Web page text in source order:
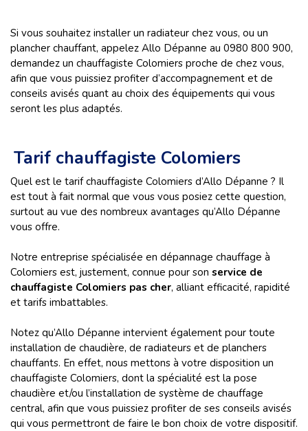
Si vous souhaitez installer un radiateur chez vous, ou un
plancher chauffant, appelez Allo Dépanne au 0980 800 900,
demandez un chauffagiste Colomiers proche de chez vous,
afin que vous puissiez profiter d’accompagnement et de
conseils avisés quant au choix des équipements qui vous
seront les plus adaptés.
Tarif chauffagiste Colomiers
Quel est le tarif chauffagiste Colomiers d’Allo Dépanne ? Il
est tout à fait normal que vous vous posiez cette question,
surtout au vue des nombreux avantages qu’Allo Dépanne
vous offre.
Notre entreprise spécialisée en dépannage chauffage à
Colomiers est, justement, connue pour son service de
chauffagiste Colomiers pas cher, alliant efficacité, rapidité
et tarifs imbattables.
Notez qu’Allo Dépanne intervient également pour toute
installation de chaudière, de radiateurs et de planchers
chauffants. En effet, nous mettons à votre disposition un
chauffagiste Colomiers, dont la spécialité est la pose
chaudière et/ou l’installation de système de chauffage
central, afin que vous puissiez profiter de ses conseils avisés
qui vous permettront de faire le bon choix de votre dispositif.